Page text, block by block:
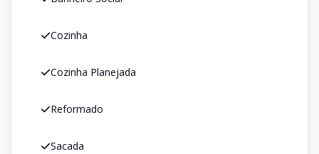
Cozinha
Cozinha Planejada
Reformado
Sacada